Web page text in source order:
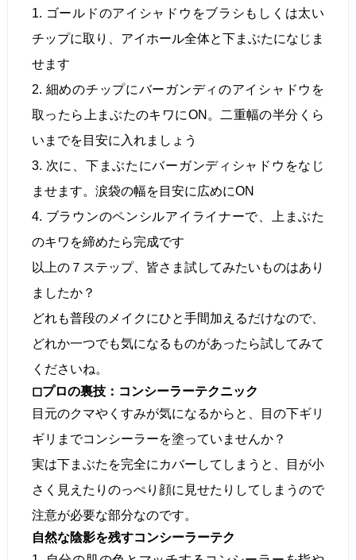
1. ゴールドのアイシャドウをブラシもしくは太い
チップに取り、アイホール全体と下まぶたになじま
せます
2. 細めのチップにバーガンディのアイシャドウを
取ったら上まぶたのキワにON。二重幅の半分くら
いまでを目安に入れましょう
3. 次に、下まぶたにバーガンディシャドウをなじ
ませます。涙袋の幅を目安に広めにON
4. ブラウンのペンシルアイライナーで、上まぶた
のキワを締めたら完成です
以上の７ステップ、皆さま試してみたいものはあり
ましたか？
どれも普段のメイクにひと手間加えるだけなので、
どれか一つでも気になるものがあったら試してみて
くださいね。
◻︎プロの裏技：コンシーラーテクニック
目元のクマやくすみが気になるからと、目の下ギリ
ギリまでコンシーラーを塗っていませんか？
実は下まぶたを完全にカバーしてしまうと、目が小
さく見えたりのっぺり顔に見せたりしてしまうので
注意が必要な部分なのです。
自然な陰影を残すコンシーラーテク